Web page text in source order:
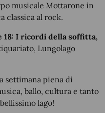
musicale Mottarone in
classica al rock.
18: I ricordi della soffitta,
Lungolago
settimana piena di
ballo, cultura e tanto
lago!